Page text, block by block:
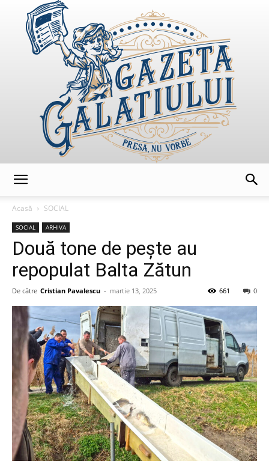
Acasă
SOCIAL
SOCIAL ARHIVA
Două tone de pește au
repopulat Balta Zătun
De către Cristian Pavalescu - martie 13, 2025 0
661